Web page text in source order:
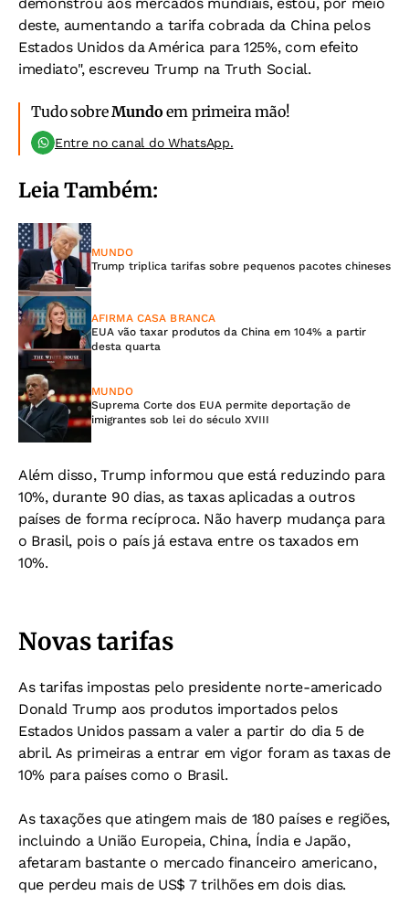
deste, aumentando a tarifa cobrada da China pelos
Estados Unidos da América para 125%, com efeito
imediato", escreveu Trump na Truth Social.
Tudo sobreMundo em primeira mão!
Entre no canal do WhatsApp.
Leia Também:
MUNDO
Trump triplica tarifas sobre pequenos pacotes chineses
AFIRMA CASA BRANCA
EUA vão taxar produtos da China em 104% a partir
desta quarta
MUNDO
Suprema Corte dos EUA permite deportação de
imigrantes sob lei do século XVIII
Além disso, Trump informou que está reduzindo para
10%, durante 90 dias, as taxas aplicadas a outros
países de forma recíproca. Não haverp mudança para
o Brasil, pois o país já estava entre os taxados em
10%.
Novas tarifas
As tarifas impostas pelo presidente norte-americado
Donald Trump aos produtos importados pelos
Estados Unidos passam a valer a partir do dia 5 de
abril. As primeiras a entrar em vigor foram as taxas de
10% para países como o Brasil.
As taxações que atingem mais de 180 países e regiões,
incluindo a União Europeia, China, Índia e Japão,
afetaram bastante o mercado financeiro americano,
que perdeu mais de US$ 7 trilhões em dois dias.